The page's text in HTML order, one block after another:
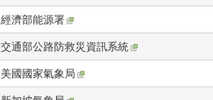
經濟部能源署
交通部公路防救災資訊系統
美國國家氣象局